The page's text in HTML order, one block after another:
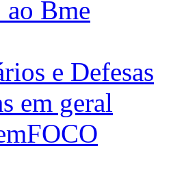
ao Bme
e Defesas
em geral